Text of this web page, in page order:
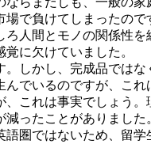
で負けてしまったの
人間とモノの関係性
に欠けていました。
しかし、完成品では
でいるのですが、これ
これは事実でしょう
ったことがありまし
圏ではないため、留